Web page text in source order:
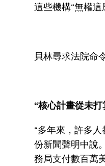
這些機構“無權這
貝林尋求法院命
“核心計畫從未
“多年來，許多
份新聞聲明中說
務局支付數百萬